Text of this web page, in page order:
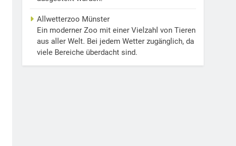
Allwetterzoo Münster
Ein moderner Zoo mit einer Vielzahl von Tieren
aus aller Welt. Bei jedem Wetter zugänglich, da
viele Bereiche überdacht sind.